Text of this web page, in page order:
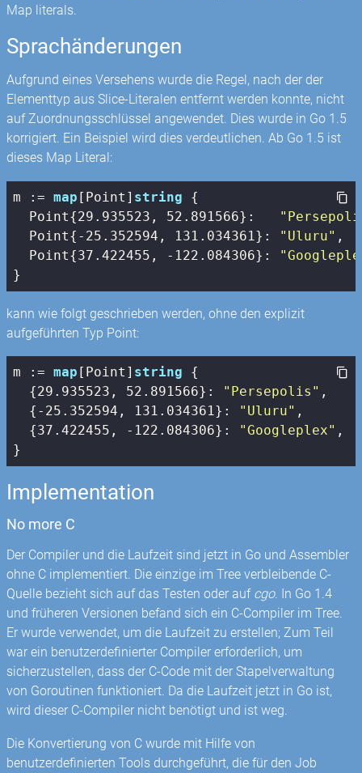
Map literals.
Sprachänderungen
Aufgrund eines Versehens wurde die Regel, nach der der
Elementtyp aus Slice-Literalen entfernt werden konnte, nicht
auf Zuordnungsschlüssel angewendet. Dies wurde in Go 1.5
korrigiert. Ein Beispiel wird dies verdeutlichen. Ab Go 1.5 ist
dieses Map Literal:
m := map [Point] string {
  Point{
29.935523 , 52.891566}:
  Point{
-25.352594 , 131.034361 }: "Uluru" ,
  Point{
37.422455 , -122.084306}:
}
kann wie folgt geschrieben werden, ohne den explizit
aufgeführten Typ Point:
m := map [Point] string {
  {
29.935523 , 52.891566}: "Persepolis" ,
  {
-25.352594 , 131.034361}: "Uluru" ,
  {
37.422455 , -122.084306}: "Googleplex" ,
}
Implementation
No more C
Der Compiler und die Laufzeit sind jetzt in Go und Assembler
ohne C implementiert. Die einzige im Tree verbleibende C-
Quelle bezieht sich auf das Testen oder auf cgo. In Go 1.4
und früheren Versionen befand sich ein C-Compiler im Tree.
Er wurde verwendet, um die Laufzeit zu erstellen; Zum Teil
war ein benutzerdefinierter Compiler erforderlich, um
sicherzustellen, dass der C-Code mit der Stapelverwaltung
von Goroutinen funktioniert. Da die Laufzeit jetzt in Go ist,
wird dieser C-Compiler nicht benötigt und ist weg.
Die Konvertierung von C wurde mit Hilfe von
benutzerdefinierten Tools durchgeführt, die für den Job